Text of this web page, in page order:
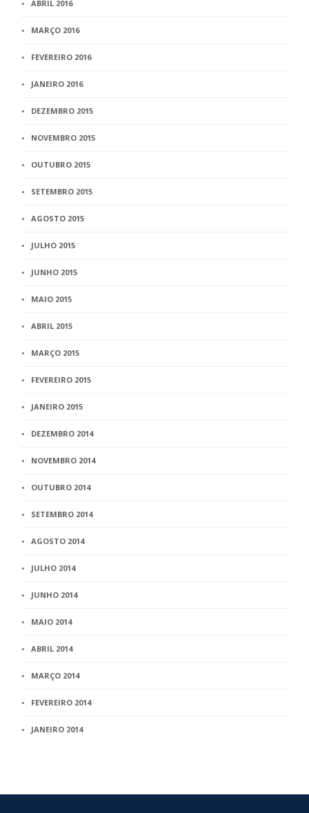
ABRIL 2016
MARÇO 2016
FEVEREIRO 2016
JANEIRO 2016
DEZEMBRO 2015
NOVEMBRO 2015
OUTUBRO 2015
SETEMBRO 2015
AGOSTO 2015
JULHO 2015
JUNHO 2015
MAIO 2015
ABRIL 2015
MARÇO 2015
FEVEREIRO 2015
JANEIRO 2015
DEZEMBRO 2014
NOVEMBRO 2014
OUTUBRO 2014
SETEMBRO 2014
AGOSTO 2014
JULHO 2014
JUNHO 2014
MAIO 2014
ABRIL 2014
MARÇO 2014
FEVEREIRO 2014
JANEIRO 2014